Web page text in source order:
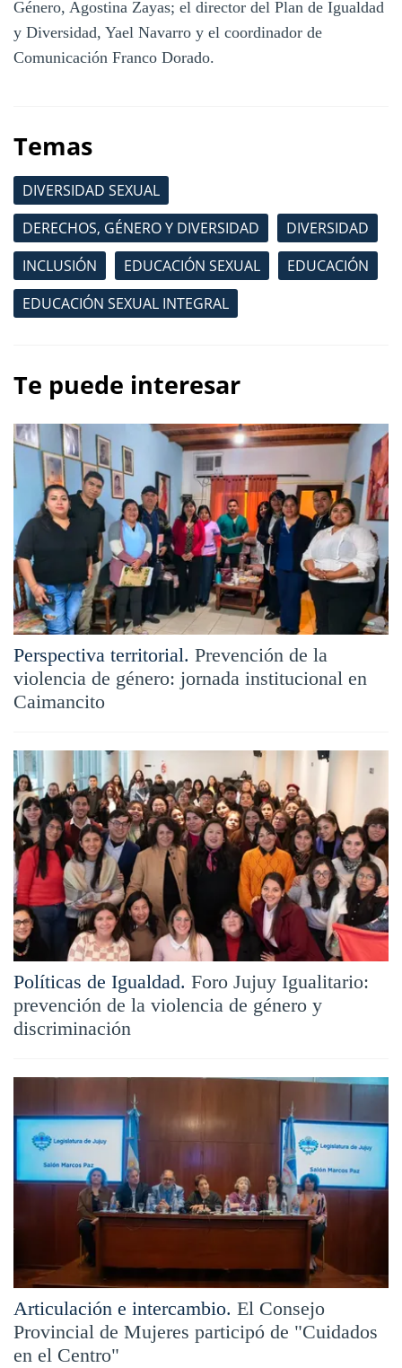
Género, Agostina Zayas; el director del Plan de Igualdad
y Diversidad, Yael Navarro y el coordinador de
Comunicación Franco Dorado.
Temas
DIVERSIDAD SEXUAL
DERECHOS, GÉNERO Y DIVERSIDAD
DIVERSIDAD
INCLUSIÓN
EDUCACIÓN SEXUAL
EDUCACIÓN
EDUCACIÓN SEXUAL INTEGRAL
Te puede interesar
Perspectiva territorial. Prevención de la
violencia de género: jornada institucional en
Caimancito
Políticas de Igualdad. Foro Jujuy Igualitario:
prevención de la violencia de género y
discriminación
Articulación e intercambio. El Consejo
Provincial de Mujeres participó de "Cuidados
en el Centro"